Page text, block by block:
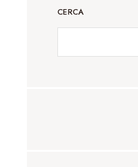
CERCA